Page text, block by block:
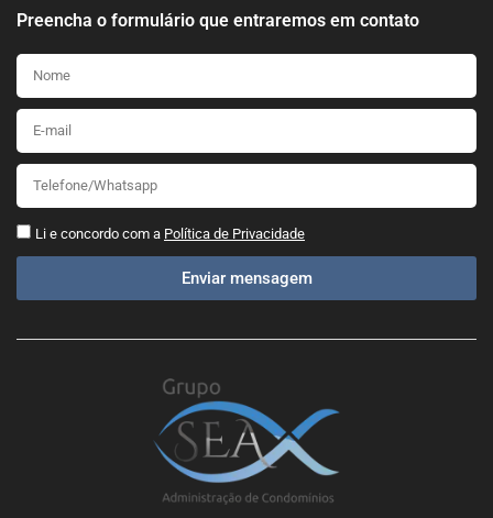
Preencha o formulário que entraremos em contato
Li e concordo com a Política de Privacidade
Enviar mensagem